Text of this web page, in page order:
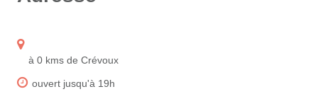
à 0 kms de Crévoux
ouvert jusqu'à 19h